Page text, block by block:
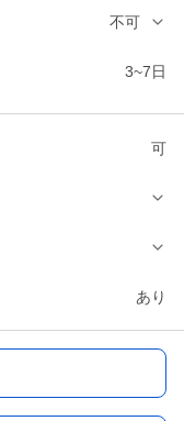
不可
3~7日
可
あり